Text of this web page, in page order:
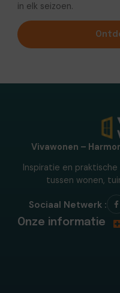
in elk seizoen.
Vivawonen –
Inspiratie en
tussen wonen,
Sociaal Netwerk :
Onze informatie